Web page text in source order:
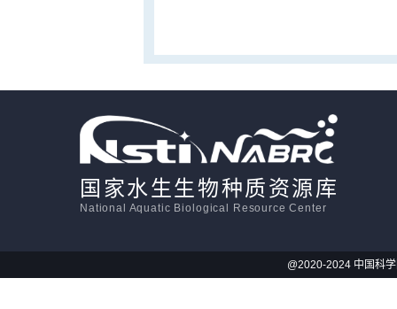
国家水生生物种质资源库
National Aquatic Biological Resource Center
@2020-2024 中国科